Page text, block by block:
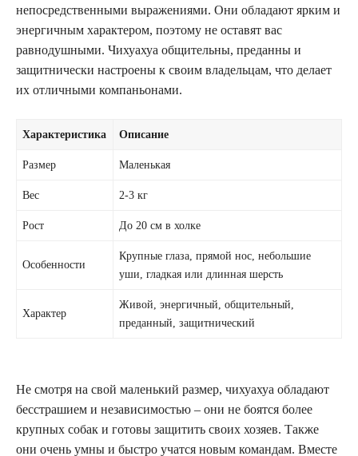
непосредственными выражениями. Они обладают ярким и
энергичным характером, поэтому не оставят вас
равнодушными. Чихуахуа общительны, преданны и
защитнически настроены к своим владельцам, что делает
их отличными компаньонами.
Характеристика Описание
Размер Маленькая
Вес 2-3 кг
Рост До 20 см в холке
Особенности
Крупные глаза, прямой нос, небольшие
уши, гладкая или длинная шерсть
Характер
Живой, энергичный, общительный,
преданный, защитнический
Не смотря на свой маленький размер, чихуахуа обладают
бесстрашием и независимостью – они не боятся более
крупных собак и готовы защитить своих хозяев. Также
они очень умны и быстро учатся новым командам. Вместе